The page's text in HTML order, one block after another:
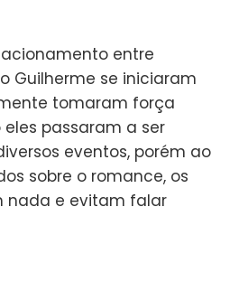
entre
Guilherme se iniciaram
tomaram força
passaram a ser
eventos, porém ao
sobre o romance, os
nada e evitam falar